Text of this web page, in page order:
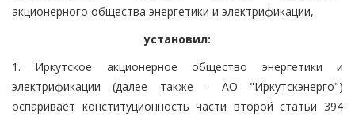
акционерного общества энергетики и электрификации,
установил:
1. Иркутское акционерное общество энергетики и
электрификации (далее также - АО "Иркутскэнерго")
оспаривает конституционность части второй статьи 394